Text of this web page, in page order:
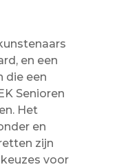
en een
die een
Senioren
Het
en
zijn
voor